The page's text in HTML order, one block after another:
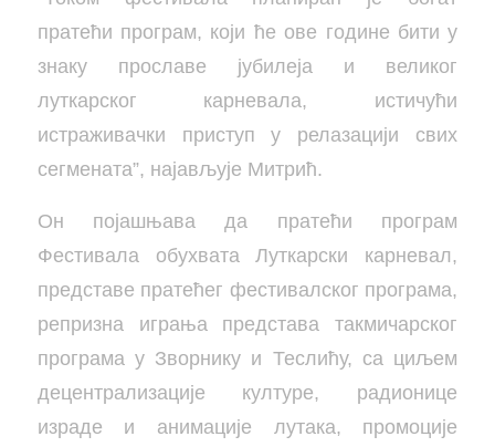
пратећи програм, који ће ове године бити у
знаку прославе јубилеја и великог
луткарског карневала, истичући
истраживачки приступ у релазацији свих
сегмената”, најављује Митрић.
Он појашњава да пратећи програм
Фестивала обухвата Луткарски карневал,
представе пратећег фестивалског програма,
репризна играња представа такмичарског
програма у Зворнику и Теслићу, са циљем
децентрализације културе, радионице
израде и анимације лутака, промоције